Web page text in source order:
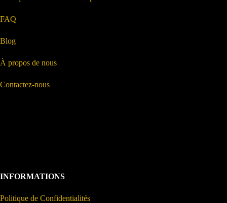
FAQ
Blog
À propos de nous
Contactez-nous
INFORMATIONS
Politique de Confidentialités